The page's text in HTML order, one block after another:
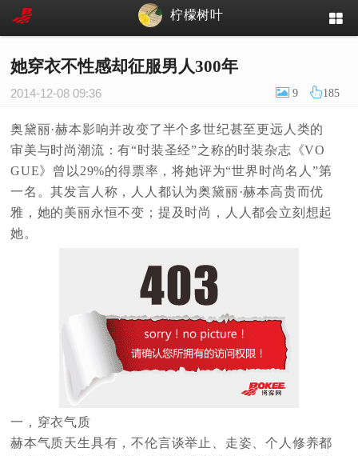
柠檬树叶
她穿衣不性感却征服男人300年
2014-12-08 09:36 185
9
奥黛丽·赫本影响并改变了半个多世纪甚至更远人类的
审美与时尚潮流：有“时装圣经”之称的时装杂志《VO
GUE》曾以29%的得票率，将她评为“世界时尚名人”第
一名。其发言人称，人人都认为奥黛丽·赫本高贵而优
雅，她的美丽永恒不变；提及时尚，人人都会立刻想起
她。
一，穿衣气质
赫本气质天生具有，不伦言谈举止、走姿、个人修养都